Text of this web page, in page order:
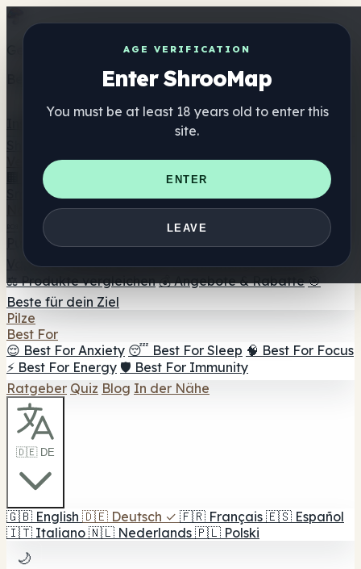
AGE VERIFICATION
Enter ShrooMap
You must be at least 18 years old to enter this
site.
ENTER
LEAVE
Get the ShrooMap app
Better than mobile web — one tap away
Verzeichnis
🏢 Markenverzeichnis
📍 Headshop-Finder
Smartshop-Finder
Nahrungsergänzung
🍬 Pilz-Gummis
💊 Pilz-Kapseln 💧 Pilz-Tinkturen
🫙 Pilz-
☕ Pilz-Kaffee 🍫 Pilz-Schokolade 💨 Mushroom
Vapes 🍫 Shroom Bar Hub 😌 Stimmungs-Gummis
⚖️ Produkte vergleichen 💰 Angebote & Rabatte 🎯
Beste für dein Ziel
Pilze
Best For
😌 Best For Anxiety 😴 Best For Sleep 🧠 Best For Focus
⚡ Best For Energy 🛡️ Best For Immunity
Ratgeber Quiz Blog In der Nähe
🇩🇪 DE
🇬🇧 English 🇩🇪 Deutsch ✓ 🇫🇷 Français 🇪🇸 Español
🇮🇹 Italiano 🇳🇱 Nederlands 🇵🇱 Polski
🌙